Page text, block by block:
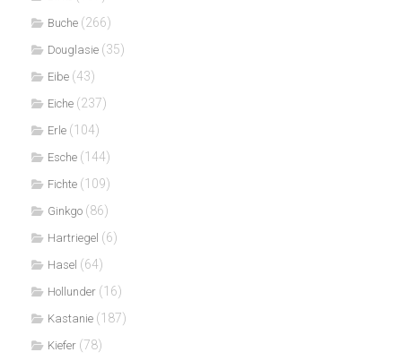
Buche (266)
Douglasie (35)
Eibe (43)
Eiche (237)
Erle (104)
Esche (144)
Fichte (109)
Ginkgo (86)
Hartriegel (6)
Hasel (64)
Hollunder (16)
Kastanie (187)
Kiefer (78)